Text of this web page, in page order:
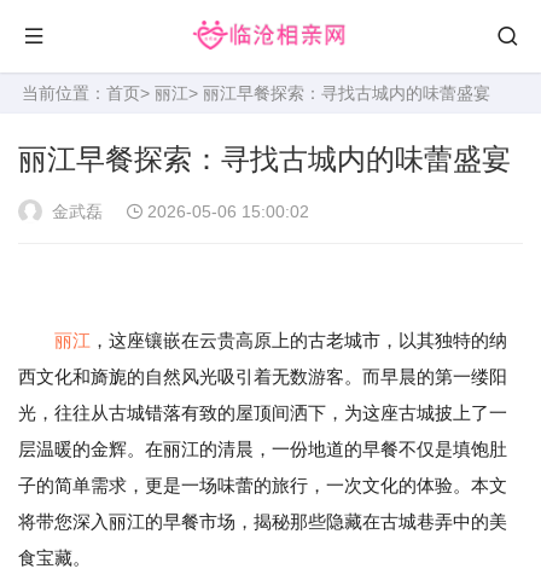
当前位置： 首页> 丽江> 丽江早餐探索：寻找古城内的味蕾盛宴
丽江早餐探索：寻找古城内的味蕾盛宴
金武磊 2026-05-06 15:00:02
丽江 ，这座镶嵌在云贵高原上的古老城市，以其独特的纳
西文化和旖旎的自然风光吸引着无数游客。而早晨的第一缕阳
光，往往从古城错落有致的屋顶间洒下，为这座古城披上了一
层温暖的金辉。在丽江的清晨，一份地道的早餐不仅是填饱肚
子的简单需求，更是一场味蕾的旅行，一次文化的体验。本文
将带您深入丽江的早餐市场，揭秘那些隐藏在古城巷弄中的美
食宝藏。